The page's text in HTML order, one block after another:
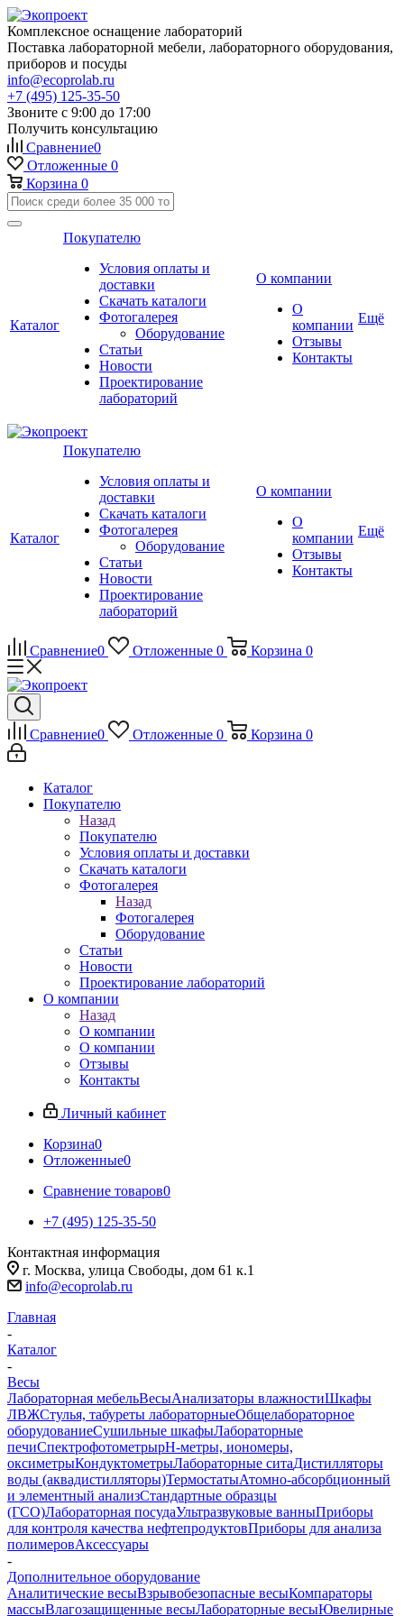
Комплексное оснащение лабораторий
Поставка лабораторной мебели, лабораторного оборудования,
приборов и посуды
info@ecoprolab.ru
+7 (495) 125-35-50
Звоните с 9:00 до 17:00
Получить консультацию
Сравнение0
Отложенные 0
Корзина 0
Каталог
Покупателю
Условия оплаты и
доставки
Скачать каталоги
Фотогалерея
Оборудование
Статьи
Новости
Проектирование
лабораторий
О компании
О
компании
Отзывы
Контакты
Ещё
Каталог
Покупателю
Условия оплаты и
доставки
Скачать каталоги
Фотогалерея
Оборудование
Статьи
Новости
Проектирование
лабораторий
О компании
О
компании
Отзывы
Контакты
Ещё
Сравнение0 Отложенные 0 Корзина 0
Сравнение0 Отложенные 0 Корзина 0
Каталог
Покупателю
Назад
Покупателю
Условия оплаты и доставки
Скачать каталоги
Фотогалерея
Назад
Фотогалерея
Оборудование
Статьи
Новости
Проектирование лабораторий
О компании
Назад
О компании
О компании
Отзывы
Контакты
Личный кабинет
Корзина0
Отложенные0
Сравнение товаров0
+7 (495) 125-35-50
Контактная информация
г. Москва, улица Свободы, дом 61 к.1
info@ecoprolab.ru
Главная
-
Каталог
-
Весы
Лабораторная мебельВесыАнализаторы влажностиШкафы
ЛВЖСтулья, табуреты лабораторныеОбщелабораторное
оборудованиеСушильные шкафыЛабораторные
печиСпектрофотометрыpH-метры, иономеры,
оксиметрыКондуктометрыЛабораторные ситаДистилляторы
воды (аквадистилляторы)ТермостатыАтомно-абсорбционный
и элементный анализСтандартные образцы
(ГСО)Лабораторная посудаУльтразвуковые ванныПриборы
для контроля качества нефтепродуктовПриборы для анализа
полимеровАксессуары
-
Дополнительное оборудование
Аналитические весыВзрывобезопасные весыКомпараторы
массыВлагозащищенные весыЛабораторные весыЮвелирные